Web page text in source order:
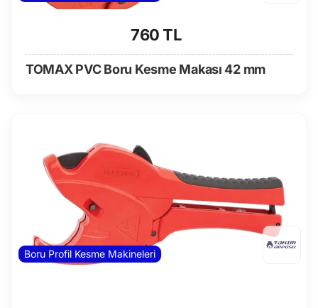
760 TL
TOMAX PVC Boru Kesme Makası 42 mm
Boru Profil Kesme Makineleri